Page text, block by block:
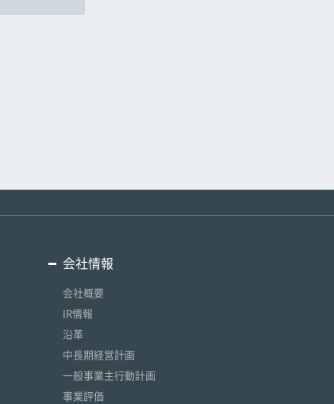
会社情報
会社概要
IR情報
沿革
中長期経営計画
一般事業主行動計画
事業評価